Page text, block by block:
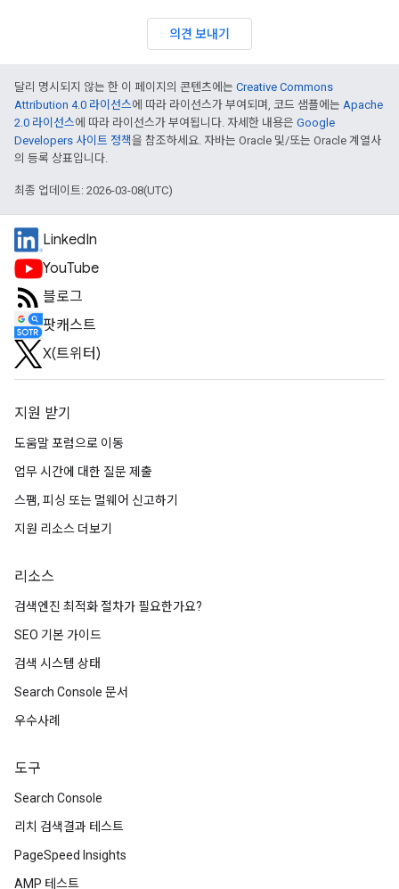
의견 보내기
달리 명시되지 않는 한 이 페이지의 콘텐츠에는 Creative Commons
Attribution 4.0 라이선스에 따라 라이선스가 부여되며, 코드 샘플에는 Apache
2.0 라이선스에 따라 라이선스가 부여됩니다. 자세한 내용은 Google
Developers 사이트 정책을 참조하세요. 자바는 Oracle 및/또는 Oracle 계열사
의 등록 상표입니다.
최종 업데이트: 2026-03-08(UTC)
LinkedIn
YouTube
블로그
팟캐스트
X(트위터)
지원 받기
도움말 포럼으로 이동
업무 시간에 대한 질문 제출
스팸, 피싱 또는 멀웨어 신고하기
지원 리소스 더보기
리소스
검색엔진 최적화 절차가 필요한가요?
SEO 기본 가이드
검색 시스템 상태
Search Console 문서
우수사례
도구
Search Console
리치 검색결과 테스트
PageSpeed Insights
AMP 테스트